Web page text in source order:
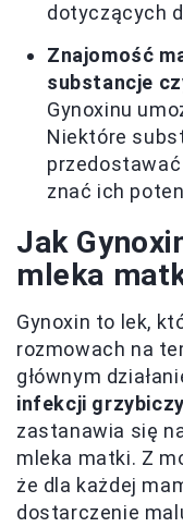
dotyczących
Znajomość
substancje
Gynoxinu
Niektóre
znać ich
Jak
mleka
Gynoxin to lek,
rozmowach na
głównym
infekcji
zastanawia się
mleka matki. Z
że dla każdej
dostarczenie